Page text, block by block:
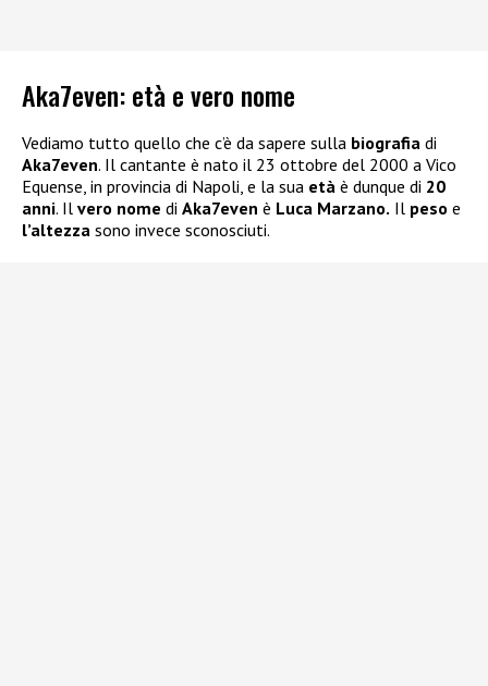
Aka7even: età e vero nome
Vediamo tutto quello che c’è da sapere sulla biografia di
Aka7even. Il cantante è nato il 23 ottobre del 2000 a Vico
Equense, in provincia di Napoli, e la sua età è dunque di 20
anni. Il vero nome di Aka7even è Luca Marzano. Il peso e
l’altezza sono invece sconosciuti.